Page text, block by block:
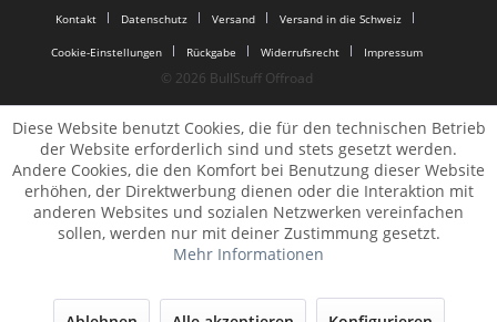
Kontakt Datenschutz Versand Versand in die Schweiz
Cookie-Einstellungen Rückgabe Widerrufsrecht Impressum
© 2026 BullStuff Offroad
Diese Website benutzt Cookies, die für den technischen Betrieb
der Website erforderlich sind und stets gesetzt werden.
Andere Cookies, die den Komfort bei Benutzung dieser Website
erhöhen, der Direktwerbung dienen oder die Interaktion mit
anderen Websites und sozialen Netzwerken vereinfachen
sollen, werden nur mit deiner Zustimmung gesetzt.
Mehr Informationen